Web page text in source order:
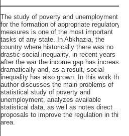
The study of poverty and unemployment
for the formation of appropriate regulatory
measures is one of the most important
tasks of any state. In Abkhazia, the
country where historically there was no
drastic social inequality, in recent years
after the war the income gap has increased
dramatically and, as a result, social
inequality has also grown. In this work the
author discusses the main problems of
statistical study of poverty and
unemployment, analyzes available
statistical data, as well as notes direct
proposals to improve the regulation in this
area.